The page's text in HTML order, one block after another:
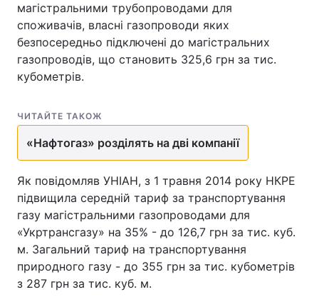
Тема оформлення
магістральними трубопроводами для
споживачів, власні газопроводи яких
безпосередньо підключені до магістральних
газопроводів, що становить 325,6 грн за тис.
кубометрів.
ЧИТАЙТЕ ТАКОЖ
«Нафтогаз» розділять на дві компанії
Як повідомляв УНІАН, з 1 травня 2014 року НКРЕ
підвищила середній тариф за транспортування
газу магістральними газопроводами для
«Укртрансгазу» на 35% - до 126,7 грн за тис. куб.
м. Загальний тариф на транспортування
природного газу - до 355 грн за тис. кубометрів
з 287 грн за тис. куб. м.